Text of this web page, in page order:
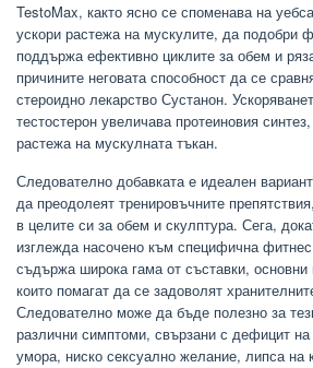
TestoMax, както ясно се споменава на
ускори растежа на мускулите, да подобри
поддържа ефективно циклите за обем и
причините неговата способност да се
стероидно лекарство Сустанон.
тестостерон увеличава протеиновия
растежа на мускулната тъкан.
Следователно добавката е идеален
да преодолеят тренировъчните
в целите си за обем и скулптура. Сега,
изглежда насочено към специфична
съдържа широка гама от съставки,
които помагат да се задоволят
Следователно може да бъде полезно за
различни симптоми, свързани с дефицит на
умора, ниско сексуално желание, липса на